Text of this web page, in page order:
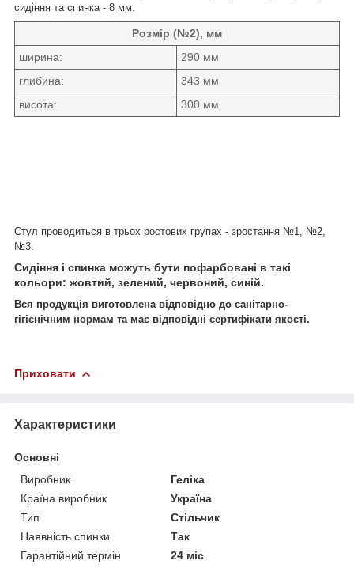
сидіння та спинка - 8 мм.
Розмір (№2), мм
ширина:
290 мм
глибина:
343 мм
висота:
300 мм
Стул проводиться в трьох ростових групах - зростання №1, №2,
№3
Сидіння і спинка можуть бути пофарбовані в такі
кольори: жовтий, зелений, червоний, синій.
Вся продукція виготовлена відповідно до санітарно-
гігієнічним нормам та має відповідні сертифікати якості.
Приховати
Характеристики
Основні
Виробник
Геліка
Країна виробник
Україна
Тип
Стільчик
Наявність спинки
Так
Гарантійний термін
24 міс